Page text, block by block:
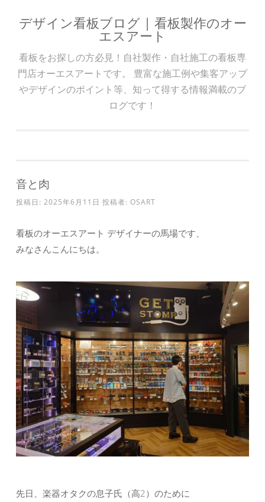
コンテンツへスキップ
デザイン看板ブログ | 看板製作のオー
エスアート
看板をお探しの方必見！自社製作・自社施工の看板専
門店オーエスアートです。 豊富な施工例や集客アップ
やデザインのポイント等、知って得する情報満載のブ
ログです！
音と肉
投稿日: 2025年6月11日 投稿者: OSART
看板のオーエスアート デザイナーの馬場です、
みなさんこんにちは。
先日、楽器オタクの息子氏（高2）のために